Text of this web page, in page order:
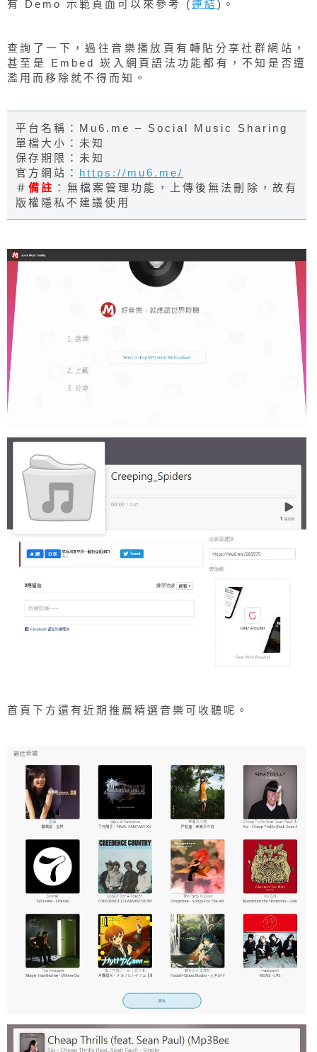
有 Demo 示範頁面可以來參考 (連結)。
查詢了一下，過往音樂播放頁有轉貼分享社群網站，
甚至是 Embed 崁入網頁語法功能都有，不知是否遭
濫用而移除就不得而知。
平台名稱：Mu6.me – Social Music Sharing
單檔大小：未知
保存期限：未知
官方網站： https://mu6.me/
＃備註 ：無檔案管理功能，上傳後無法刪除，故有
版權隱私不建議使用
首頁下方還有近期推薦精選音樂可收聽呢。